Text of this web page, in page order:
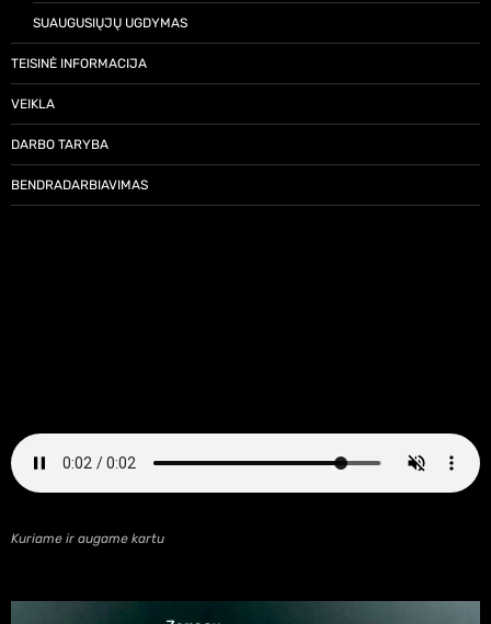
SUAUGUSIŲJŲ UGDYMAS
TEISINĖ INFORMACIJA
VEIKLA
DARBO TARYBA
BENDRADARBIAVIMAS
Kuriame ir augame kartu